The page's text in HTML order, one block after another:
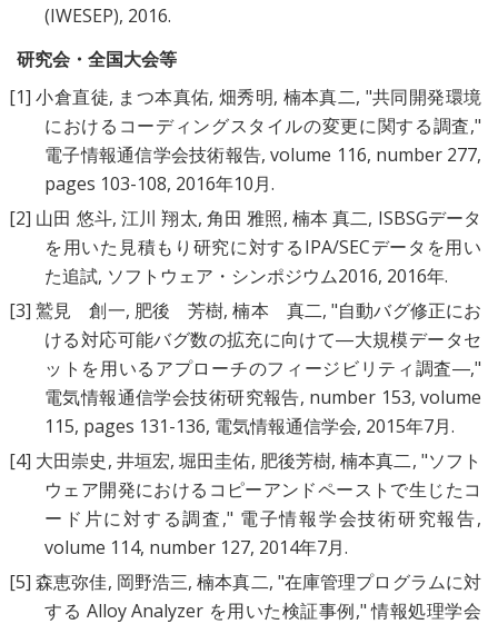
(IWESEP), 2016.
研究会・全国大会等
[1] 小倉直徒, まつ本真佑, 畑秀明, 楠本真二, "共同開発環境
におけるコーディングスタイルの変更に関する調査,"
電子情報通信学会技術報告, volume 116, number 277,
pages 103-108, 2016年10月.
[2] 山田 悠斗, 江川 翔太, 角田 雅照, 楠本 真二, ISBSGデータ
を用いた見積もり研究に対するIPA/SECデータを用い
た追試, ソフトウェア・シンポジウム2016, 2016年.
[3] 鷲見 創一, 肥後 芳樹, 楠本 真二, "自動バグ修正にお
ける対応可能バグ数の拡充に向けて―大規模データセ
ットを用いるアプローチのフィージビリティ調査―,"
電気情報通信学会技術研究報告, number 153, volume
115, pages 131-136, 電気情報通信学会, 2015年7月.
[4] 大田崇史, 井垣宏, 堀田圭佑, 肥後芳樹, 楠本真二, "ソフト
ウェア開発におけるコピーアンドペーストで生じたコ
ード片に対する調査," 電子情報学会技術研究報告,
volume 114, number 127, 2014年7月.
[5] 森恵弥佳, 岡野浩三, 楠本真二, "在庫管理プログラムに対
する Alloy Analyzer を用いた検証事例," 情報処理学会